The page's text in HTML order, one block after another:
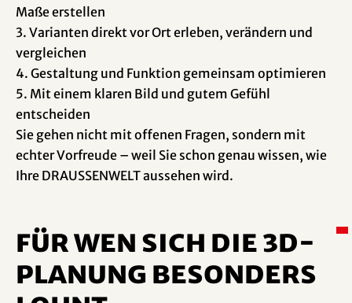
Maße erstellen
3. Varianten direkt vor Ort erleben, verändern und
vergleichen
4. Gestaltung und Funktion gemeinsam optimieren
5. Mit einem klaren Bild und gutem Gefühl
entscheiden
Sie gehen nicht mit offenen Fragen, sondern mit
echter Vorfreude – weil Sie schon genau wissen, wie
Ihre DRAUSSENWELT aussehen wird.
Für wen sich die 3D-
Planung besonders